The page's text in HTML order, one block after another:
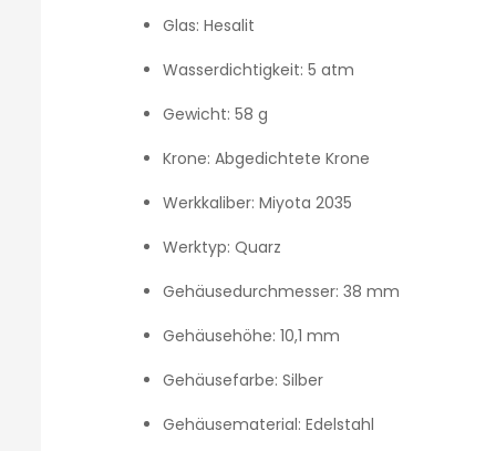
Glas: Hesalit
Wasserdichtigkeit: 5 atm
Gewicht: 58 g
Krone: Abgedichtete Krone
Werkkaliber: Miyota 2035
Werktyp: Quarz
Gehäusedurchmesser: 38 mm
Gehäusehöhe: 10,1 mm
Gehäusefarbe: Silber
Gehäusematerial: Edelstahl